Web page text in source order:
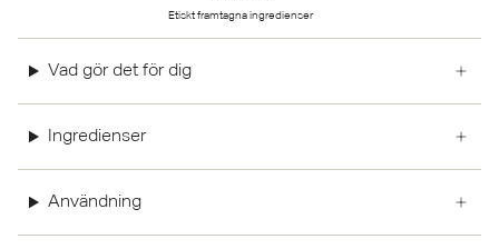
Etiskt framtagna ingredienser
Vad gör det för dig
Ingredienser
Användning